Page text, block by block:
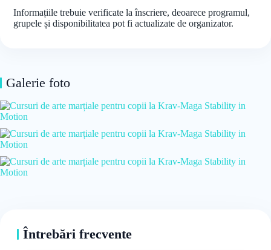
Informațiile trebuie verificate la înscriere, deoarece programul,
grupele și disponibilitatea pot fi actualizate de organizator.
Galerie foto
Întrebări frecvente